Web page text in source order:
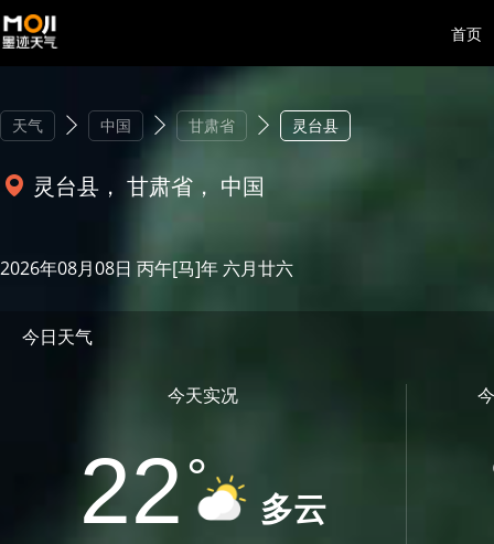
首页
天气 中国 甘肃省 灵台县
灵台县， 甘肃省， 中国
2026年08月08日 丙午[马]年 六月廿六
今日天气
今天实况
22 多云